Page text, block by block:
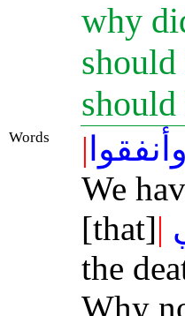
why
Words | وأنفقوا
We
[that]|
the
Why